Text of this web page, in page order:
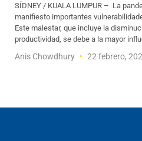
SÍDNEY / KUALA LUMPUR – La
manifiesto importantes
Este malestar, que incluye la
productividad, se debe a la mayor
Anis Chowdhury 22 febrero,